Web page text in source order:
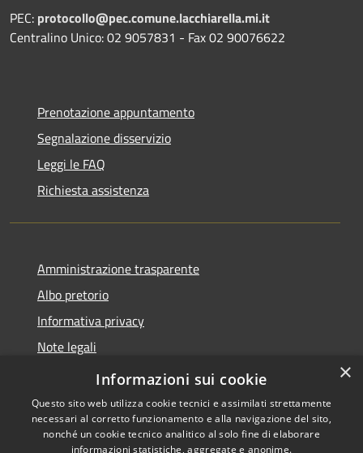
PEC: protocollo@pec.comune.lacchiarella.mi.it
Centralino Unico: 02 9057831 - Fax 02 90076622
Prenotazione appuntamento
Segnalazione disservizio
Leggi le FAQ
Richiesta assistenza
Amministrazione trasparente
Albo pretorio
Informativa privacy
Note legali
Dichiarazione di accessibilità
×
Informazioni sui cookie
Questo sito web utilizza cookie tecnici e assimilati strettamente
necessari al corretto funzionamento e alla navigazione del sito,
nonché un cookie tecnico analitico al solo fine di elaborare
informazioni statistiche, aggregate e anonime.